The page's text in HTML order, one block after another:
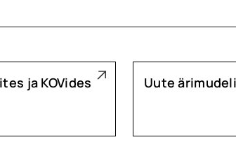
ja KOVides Uute